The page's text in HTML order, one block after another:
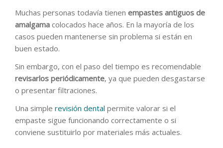
Muchas personas todavía tienen empastes antiguos de
amalgama colocados hace años. En la mayoría de los
casos pueden mantenerse sin problema si están en
buen estado.
Sin embargo, con el paso del tiempo es recomendable
revisarlos periódicamente, ya que pueden desgastarse
o presentar filtraciones.
Una simple revisión dental permite valorar si el
empaste sigue funcionando correctamente o si
conviene sustituirlo por materiales más actuales.